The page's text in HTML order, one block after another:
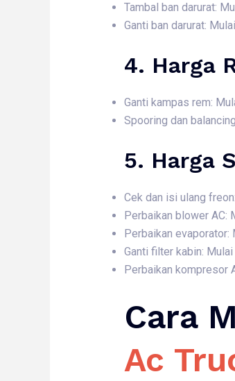
Tambal ban darurat:
Ganti ban darurat:
4. Harga
Ganti kampas rem:
Spooring dan
5. Harga
Cek dan isi ulang
Perbaikan blower AC:
Perbaikan evaporator:
Ganti filter kabin:
Perbaikan kompresor
Cara
Ac